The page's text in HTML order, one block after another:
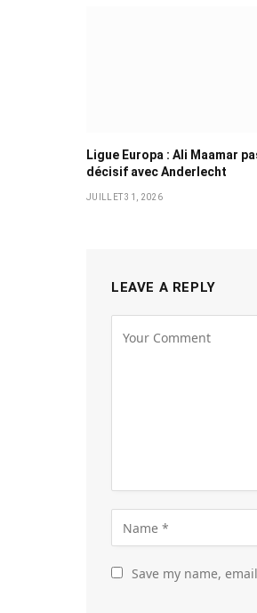
Ligue Europa : Ali Maamar
décisif avec Anderlecht
JUILLET 31, 2026
LEAVE A REPLY
Save my name,